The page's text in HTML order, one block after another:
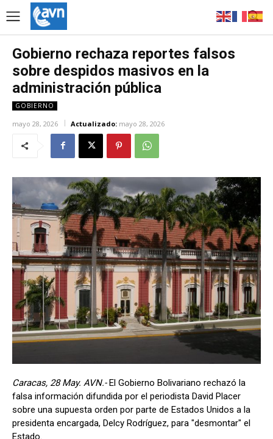
Gobierno rechaza reportes falsos
sobre despidos masivos en la
administración pública
GOBIERNO
mayo 28, 2026 Actualizado: mayo 28, 2026
Caracas, 28 May. AVN.-El Gobierno Bolivariano rechazó la
falsa información difundida por el periodista David Placer
sobre una supuesta orden por parte de Estados Unidos a la
presidenta encargada, Delcy Rodríguez, para "desmontar" el
Estado.